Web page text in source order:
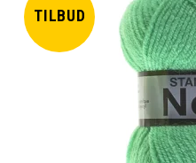
TILBUD